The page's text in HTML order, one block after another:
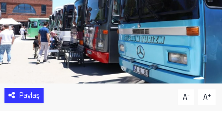
Paylaş A- A+
Yazarlar
Resmi İlan
Resmi Reklam